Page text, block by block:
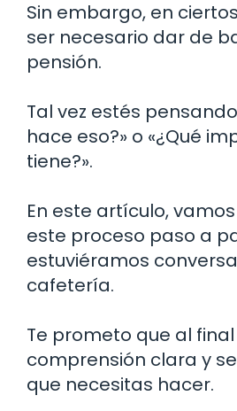
Sin embargo, en
ser necesario dar de
pensión.
Tal vez estés
hace eso?» o «¿Qué
tiene?».
En este artículo,
este proceso paso a
estuviéramos
cafetería.
Te prometo que al
comprensión clara y
que necesitas hacer.